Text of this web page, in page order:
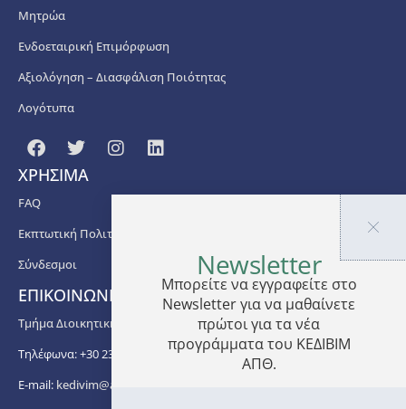
Μητρώα
Ενδοεταιρική Επιμόρφωση
Αξιολόγηση – Διασφάλιση Ποιότητας
Λογότυπα
ΧΡΗΣΙΜΑ
FAQ
Εκπτωτική Πολιτική
Σύνδεσμοι
ΕΠΙΚΟΙΝΩΝΙΑ
Τμήμα Διοικητικής Υποστήριξης ΚΕΔΙΒΙΜ ΑΠΘ
Τηλέφωνα: +30 2310 99 67 -76, -88, -82, -83, -81
E-mail: kedivim@auth.gr
Newsletter
Μπορείτε να εγγραφείτε στο
Newsletter για να μαθαίνετε
πρώτοι για τα νέα
προγράμματα του ΚΕΔΙΒΙΜ
ΑΠΘ.